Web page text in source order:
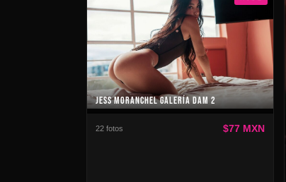
JESS MORANCHEL GALERÍA DAM 2
22 fotos $77 MXN